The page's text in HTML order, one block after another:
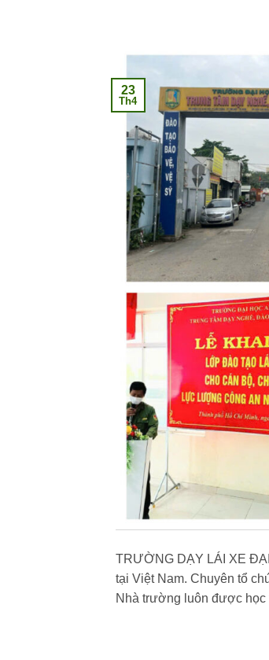
23
Th4
TRƯỜNG DẠY LÁI XE
tại Việt Nam. Chuyên tổ
Nhà trường luôn được